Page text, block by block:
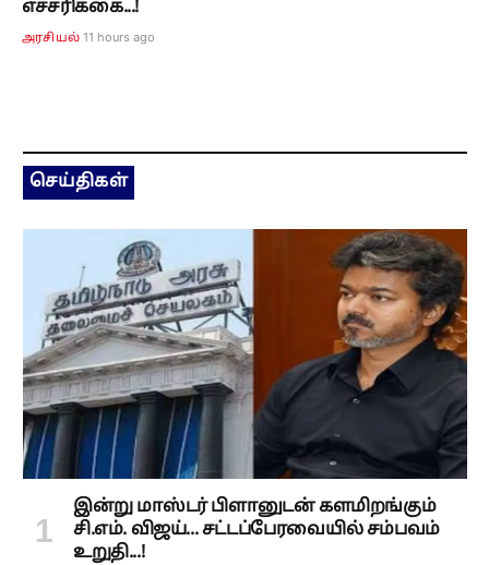
எச்சரிக்கை...!
அரசியல் 11 hours ago
செய்திகள்
இன்று மாஸ்டர் பிளானுடன் களமிறங்கும்
சி.எம். விஜய்... சட்டப்பேரவையில் சம்பவம்
உறுதி...!